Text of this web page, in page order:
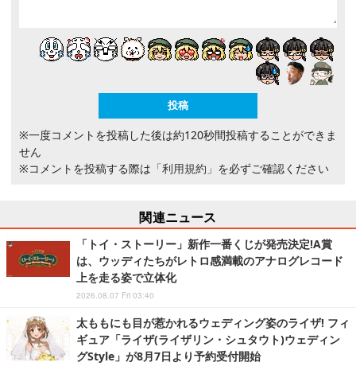
※一度コメントを投稿した後は約120秒間投稿することができま
せん
※コメントを投稿する際は 「利用規約」 を必ずご確認ください
関連ニュース
「トイ・ストーリー」新作一番くじが発売決定!A賞
は、ウッディたちがレトロ感満載のアナログレコード
上を走る姿で立体化
2026.08.07 Fri 03:40
太ももにも目が惹かれるウェディング姿のライザ! フィ
ギュア「ライザ(ライザリン・シュタウト)ウェディン
グStyle」が8月7日より予約受付開始